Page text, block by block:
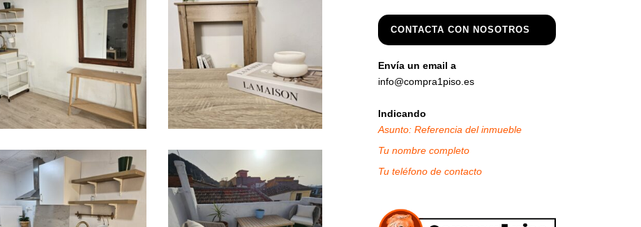
CONTACTA CON NOSOTROS
Envía un email a
info@compra1piso.es
Indicando
Asunto: Referencia del inmueble
Tu nombre completo
Tu teléfono de contacto